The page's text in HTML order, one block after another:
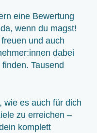
eine Bewertung
da, wenn du magst!
und auch
dabei
Tausend
wie es auch für dich
zu erreichen –
komplett